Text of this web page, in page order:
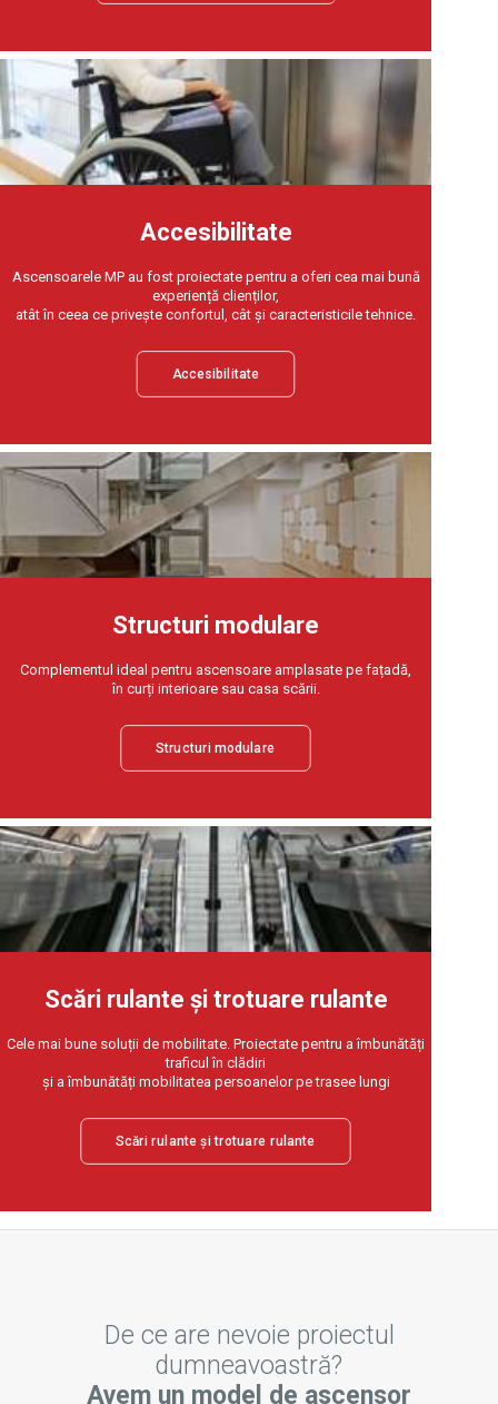
Accesibilitate
Ascensoarele MP au fost proiectate pentru a oferi cea mai bună
experiență clienților,
atât în ceea ce privește confortul, cât și caracteristicile tehnice.
Accesibilitate
Structuri modulare
Complementul ideal pentru ascensoare amplasate pe fațadă,
în curți interioare sau casa scării.
Structuri modulare
Scări rulante și trotuare rulante
Cele mai bune soluții de mobilitate. Proiectate pentru a îmbunătăți
traficul în clădiri
și a îmbunătăți mobilitatea persoanelor pe trasee lungi
Scări rulante și trotuare rulante
De ce are nevoie proiectul
dumneavoastră?
Avem un model de ascensor